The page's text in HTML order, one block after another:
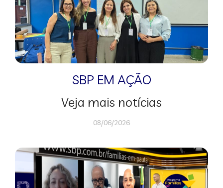
SBP EM AÇÃO
Veja mais notícias
08/06/2026